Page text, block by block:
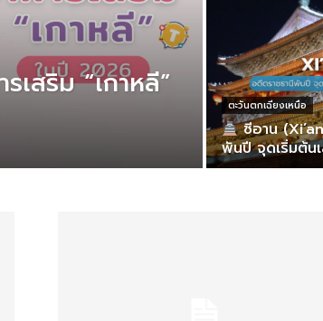
เสริม “เกาหลี”
ตะวันตกเฉียงเหนือ
ซีอาน
พันปี จุดเริ่มต้น